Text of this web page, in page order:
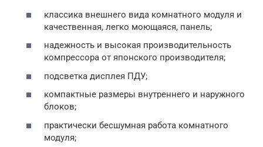
классика внешнего вида комнатного модуля и
качественная, легко моющаяся, панель;
надежность и высокая производительность
компрессора от японского производителя;
подсветка дисплея ПДУ;
компактные размеры внутреннего и наружного
блоков;
практически бесшумная работа комнатного
модуля;